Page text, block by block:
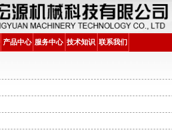
产品中心 服务中心 技术知识 联系我们